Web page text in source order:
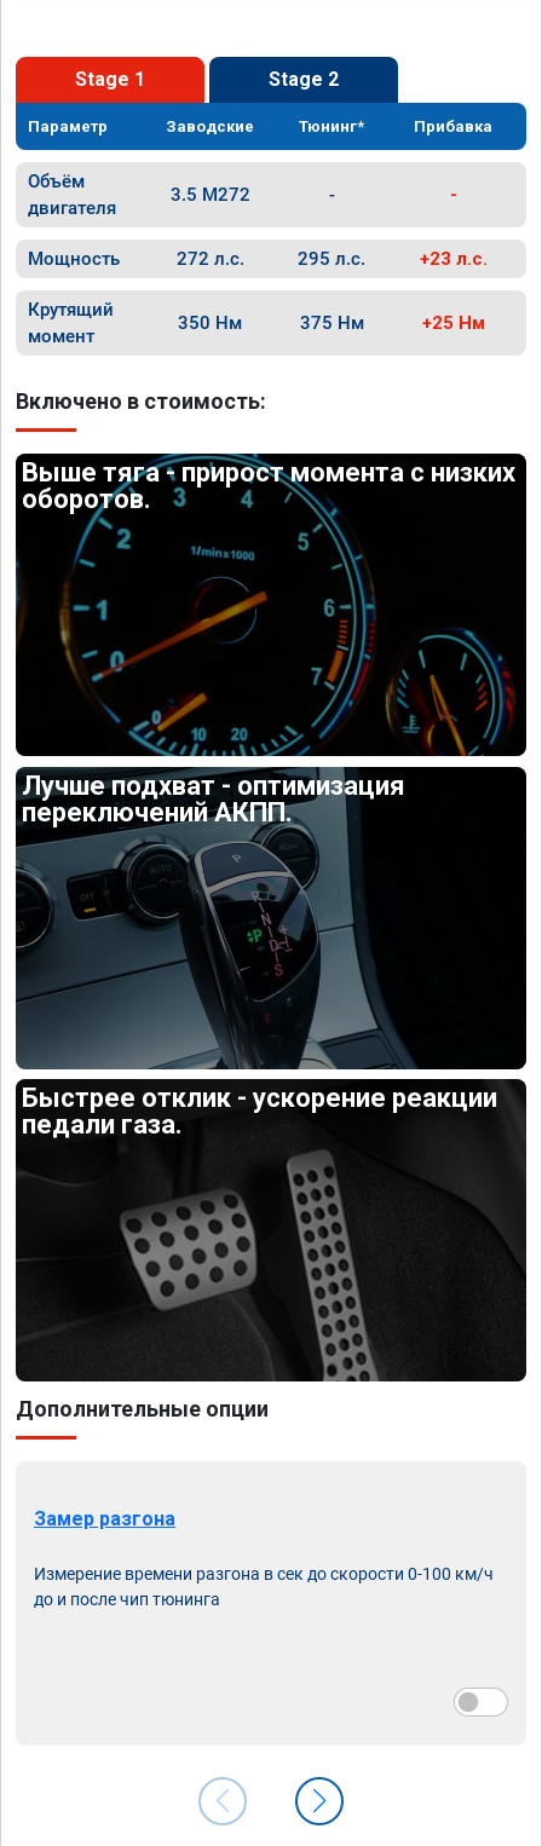
Stage 1 Stage 2
Параметр Заводские Тюнинг* Прибавка
Объём
двигателя
3.5 M272 - -
Мощность 272 л.с. 295 л.с. +23 л.с.
Крутящий
момент
350 Нм 375 Нм +25 Нм
Включено в стоимость:
Выше тяга - прирост момента с низких
оборотов.
Лучше подхват - оптимизация
переключений АКПП.
Быстрее отклик - ускорение реакции
педали газа.
Дополнительные опции
Замер разгона
Измерение времени разгона в сек до скорости 0-100 км/ч
до и после чип тюнинга